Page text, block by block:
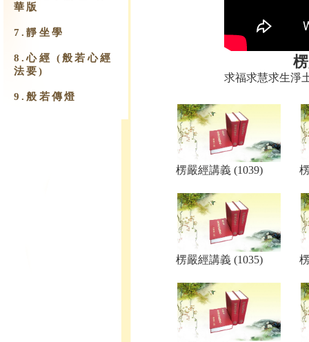
華版
7.靜坐學
8.心經 (般若心經
法要)
9.​般若傳燈
求福求慧求生淨
楞嚴經講義 (1039)
楞嚴經講義 (1035)